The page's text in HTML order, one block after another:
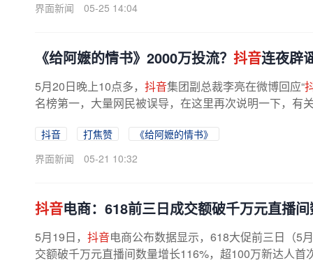
界面新闻
05-25 14:04
《给阿嬷的情书》2000万投流？ 抖音连夜辟
5月20日晚上10点多， 抖音集团副总裁李亮在微博回应“
名榜第一，大量网民被误导，在这里再次说明一下，有
抖音 打焦赞
《给阿嬷的情书》
界面新闻
05-21 10:32
抖音电商：618前三日成交额破千万元直播
5月19日， 抖音电商公布数据显示，618大促前三日（5
交额破千万元直播间数量增长116%，超100万新达人